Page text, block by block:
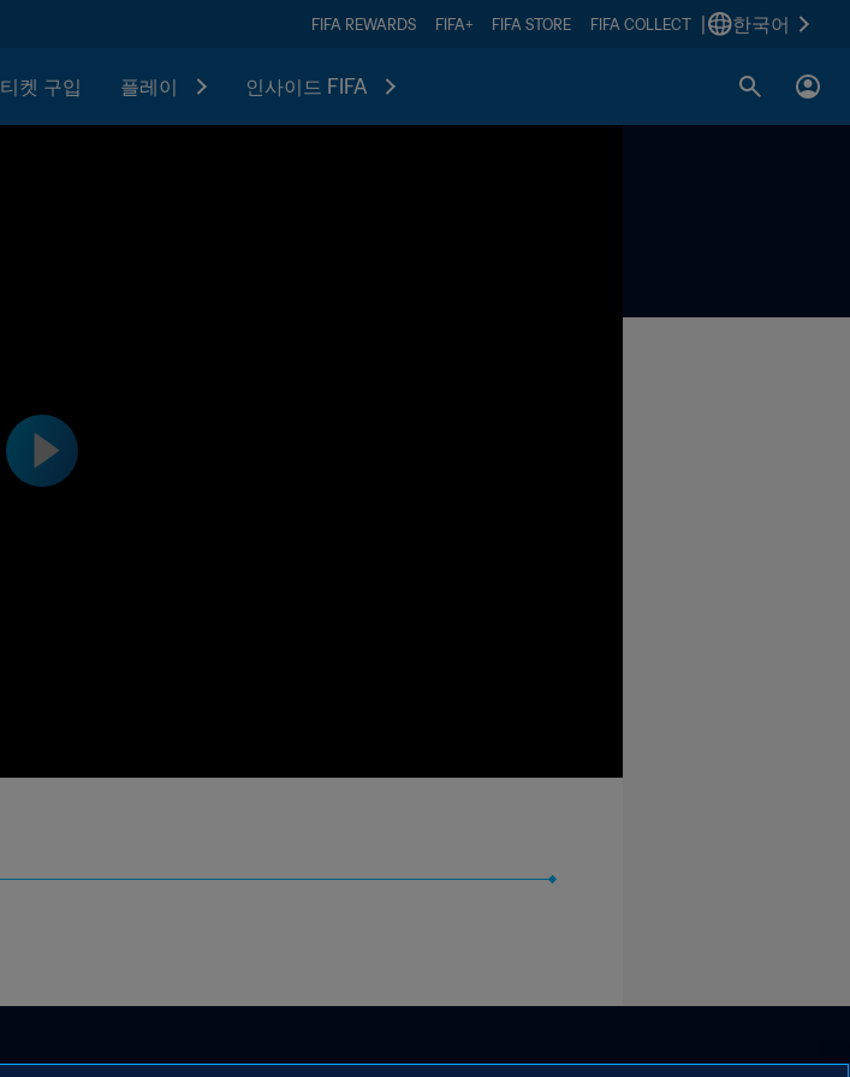
FIFA REWARDS FIFA+ FIFA STORE FIFA COLLECT 한국어
티켓 구입 플레이 인사이드 FIFA